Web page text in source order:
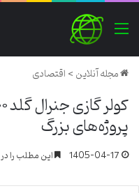
منو
مجله آنلاین>اقتصادی
پروژه‌های بزرگ
1405-04-17 این مطلب را در 8 دقیقه می خوانید